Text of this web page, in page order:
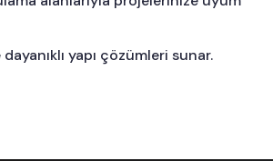
yapı çözümleri sunar.